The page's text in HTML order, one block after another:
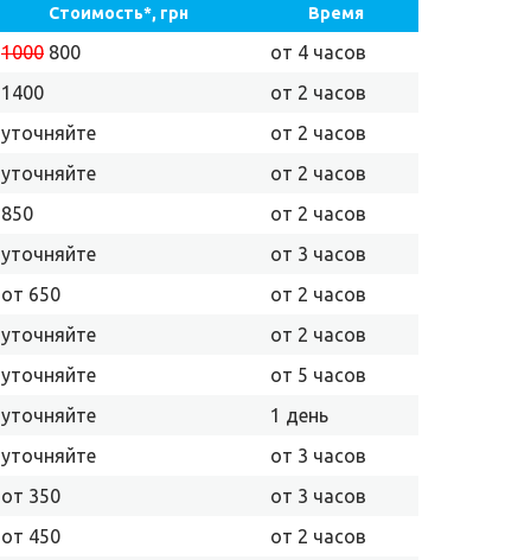
Стоимость*, грн Время
1000 800
от 4 часов
1400
от 2 часов
уточняйте
от 2 часов
уточняйте
от 2 часов
850
от 2 часов
уточняйте
от 3 часов
от 650
от 2 часов
уточняйте
от 2 часов
уточняйте
от 5 часов
уточняйте
1 день
уточняйте
от 3 часов
от 350
от 3 часов
от 450
от 2 часов